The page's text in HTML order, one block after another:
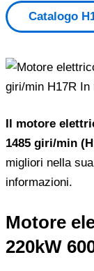
Catalogo
Il motore
1485 giri/min
migliori nella
informazioni.
Motore
220kW